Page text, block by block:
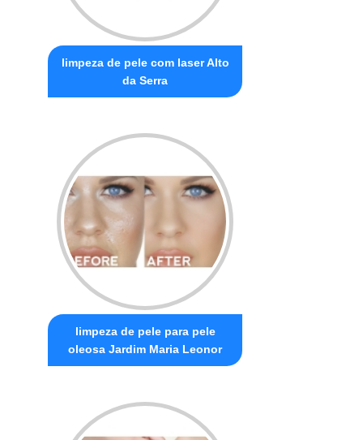
limpeza de pele com laser Alto
da Serra
limpeza de pele para pele
oleosa Jardim Maria Leonor